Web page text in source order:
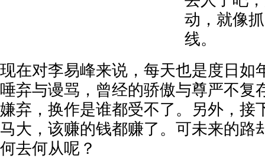
动，就像
线。
现在对李易峰来说，每天也是度日如
唾弃与谩骂，曾经的骄傲与尊严不复
嫌弃，换作是谁都受不了。另外，接
马大，该赚的钱都赚了。可未来的路
何去何从呢？